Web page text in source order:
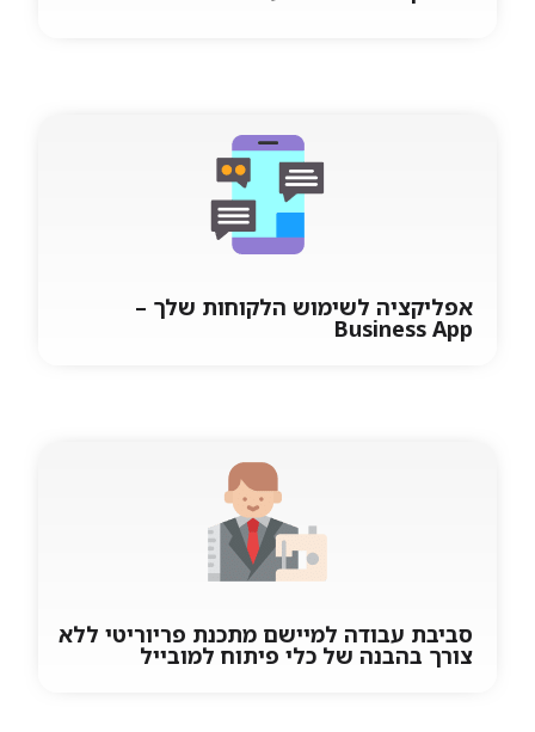
מערכת דיווח נוכחות והעדרויות דיווח נוכחות
והעדרויות אוטומטי וידני כולל חתימת מיקום
ובקרות נדרשות. נגבסופט פיתחה אפליקציה
המאפשרת לעובדים בחברה
אפליקציה לשימוש הלקוחות שלך –
Business App
במידה וברשותך תוכנת ERP של פריוריטי, תוכנת
Mobile 4 ERP – Business App מאפשרת לך
להעמיד לרשות לקוחותיך אפליקציה מחוברת
סביבת עבודה למיישם מתכנת פריוריטי ללא
צורך בהבנה של כלי פיתוח למובייל